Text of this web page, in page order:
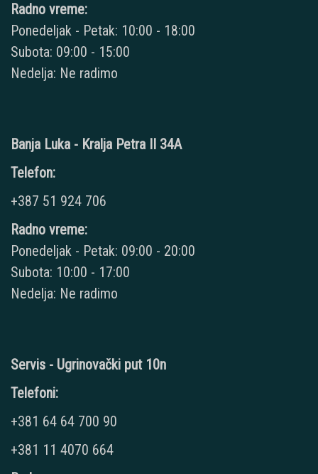
Radno vreme:
Ponedeljak - Petak: 10:00 - 18:00
Subota: 09:00 - 15:00
Nedelja: Ne radimo
Banja Luka - Kralja Petra II 34A
Telefon:
+387 51 924 706
Radno vreme:
Ponedeljak - Petak: 09:00 - 20:00
Subota: 10:00 - 17:00
Nedelja: Ne radimo
Servis - Ugrinovački put 10n
Telefoni:
+381 64 64 700 90
+381 11 4070 664